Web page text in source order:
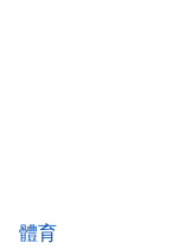
體育